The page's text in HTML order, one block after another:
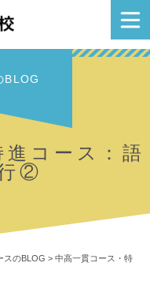
BLOG
コース：語
②
スのBLOG > 中高一貫コース・特